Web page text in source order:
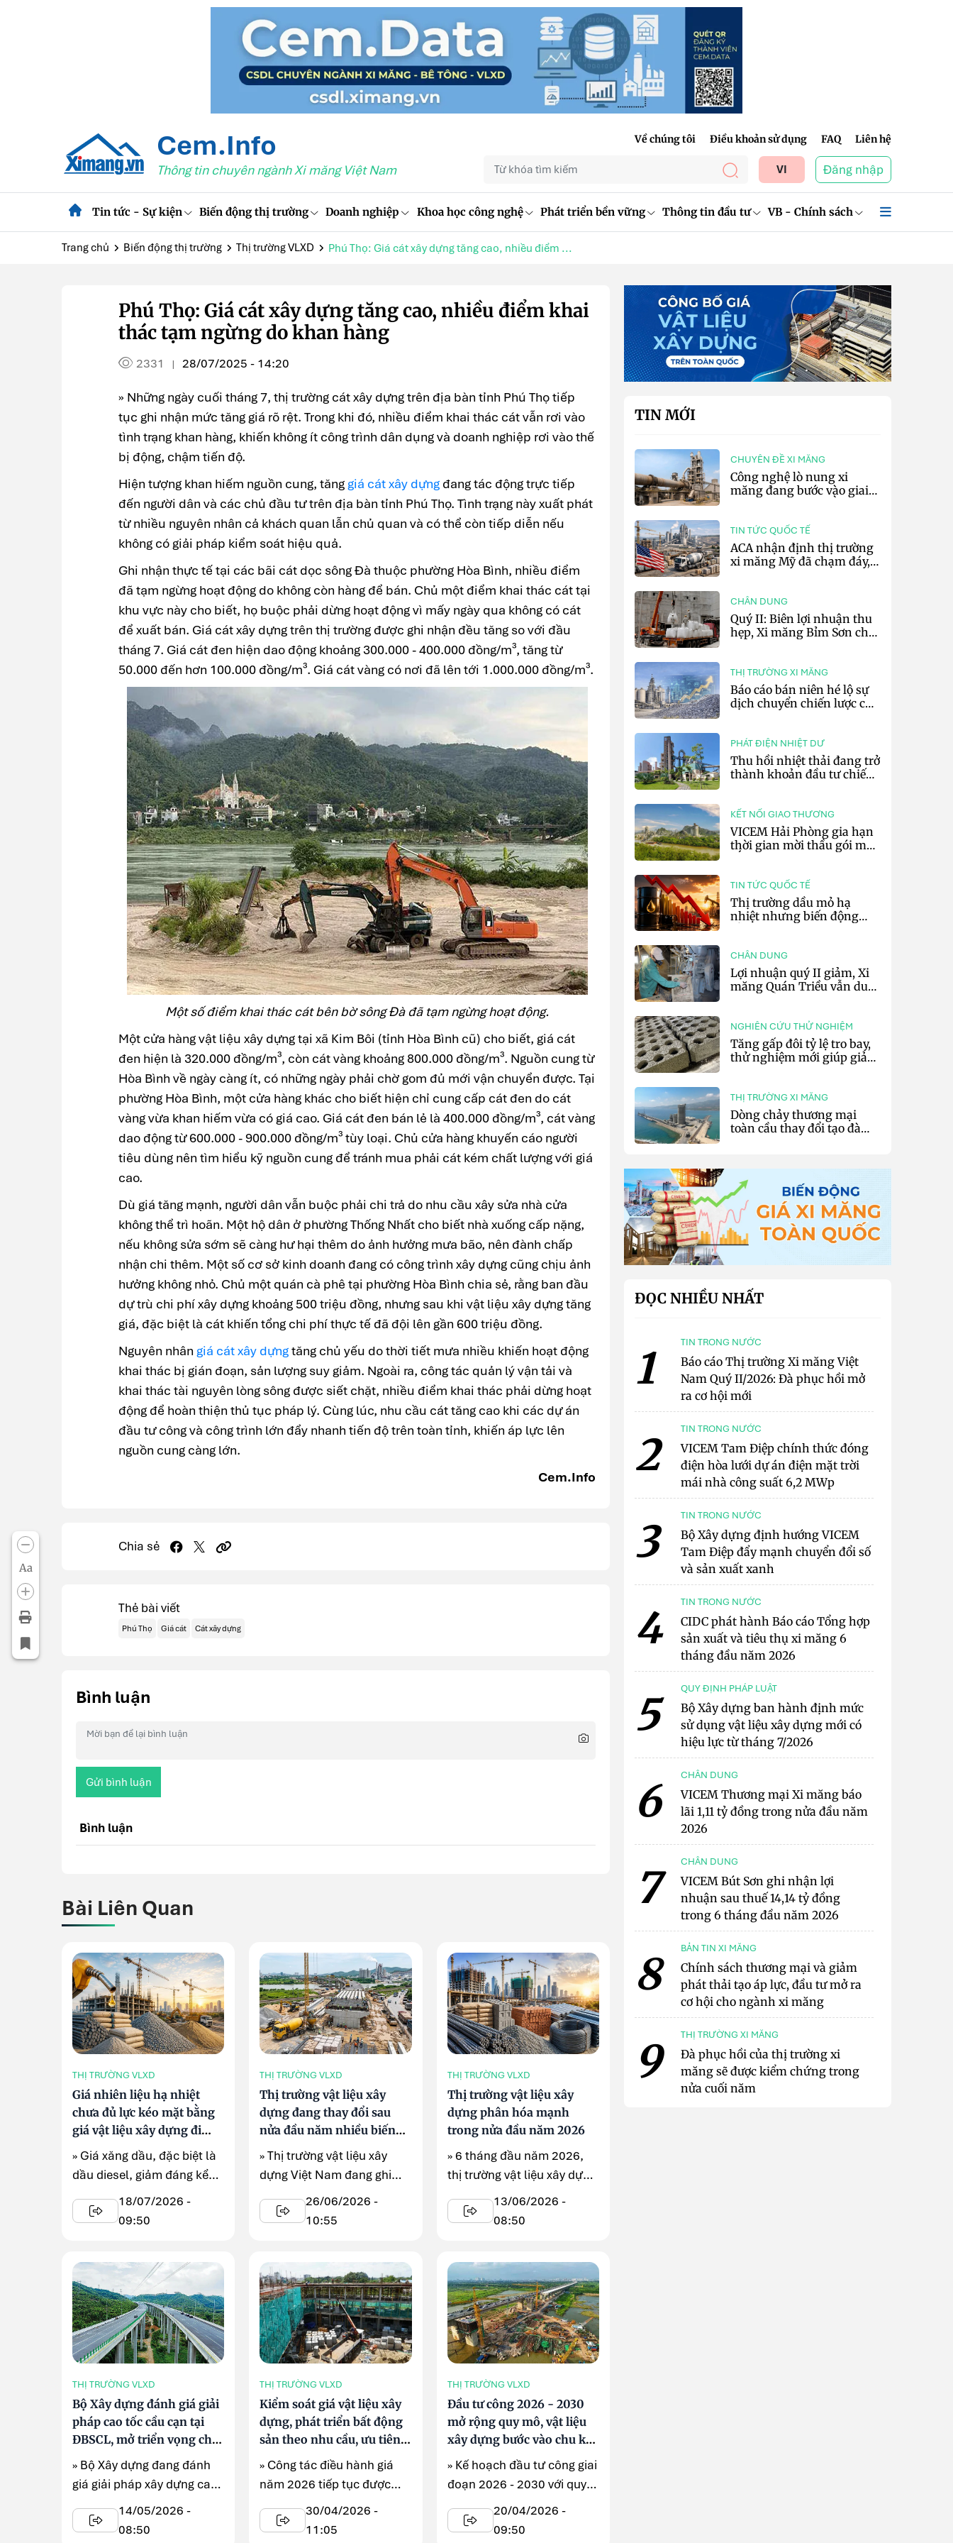
Cem.Info
Thông tin chuyên ngành Xi măng Việt Nam
Về chúng tôi Điều khoản sử dụng FAQ Liên hệ
VI Đăng nhập
Tin tức - Sự kiện Biến động thị trường Doanh nghiệp Khoa học công nghệ Phát triển bền vững Thông tin đầu tư VB - Chính sách
Trang chủ Biến động thị trường Thị trường VLXD Phú Thọ: Giá cát xây dựng tăng cao, nhiều điểm ...
Aa
Phú Thọ: Giá cát xây dựng tăng cao, nhiều điểm khai
thác tạm ngừng do khan hàng
2331 | 28/07/2025 - 14:20
» Những ngày cuối tháng 7, thị trường cát xây dựng trên địa bàn tỉnh Phú Thọ tiếp
tục ghi nhận mức tăng giá rõ rệt. Trong khi đó, nhiều điểm khai thác cát vẫn rơi vào
tình trạng khan hàng, khiến không ít công trình dân dụng và doanh nghiệp rơi vào thế
bị động, chậm tiến độ.
Hiện tượng khan hiếm nguồn cung, tăng giá cát xây dựng đang tác động trực tiếp
đến người dân và các chủ đầu tư trên địa bàn tỉnh Phú Thọ. Tình trạng này xuất phát
từ nhiều nguyên nhân cả khách quan lẫn chủ quan và có thể còn tiếp diễn nếu
không có giải pháp kiểm soát hiệu quả.
Ghi nhận thực tế tại các bãi cát dọc sông Đà thuộc phường Hòa Bình, nhiều điểm
đã tạm ngừng hoạt động do không còn hàng để bán. Chủ một điểm khai thác cát tại
khu vực này cho biết, họ buộc phải dừng hoạt động vì mấy ngày qua không có cát
để xuất bán. Giá cát xây dựng trên thị trường được ghi nhận đều tăng so với đầu
tháng 7. Giá cát đen hiện dao động khoảng 300.000 - 400.000 đồng/m³, tăng từ
50.000 đến hơn 100.000 đồng/m³. Giá cát vàng có nơi đã lên tới 1.000.000 đồng/m³.
Một số điểm khai thác cát bên bờ sông Đà đã tạm ngừng hoạt động.
Một cửa hàng vật liệu xây dựng tại xã Kim Bôi (tỉnh Hòa Bình cũ) cho biết, giá cát
đen hiện là 320.000 đồng/m³, còn cát vàng khoảng 800.000 đồng/m³. Nguồn cung từ
Hòa Bình về ngày càng ít, có những ngày phải chờ gom đủ mới vận chuyển được. Tại
phường Hòa Bình, một cửa hàng khác cho biết hiện chỉ cung cấp cát đen do cát
vàng vừa khan hiếm vừa có giá cao. Giá cát đen bán lẻ là 400.000 đồng/m³, cát vàng
dao động từ 600.000 - 900.000 đồng/m³ tùy loại. Chủ cửa hàng khuyến cáo người
tiêu dùng nên tìm hiểu kỹ nguồn cung để tránh mua phải cát kém chất lượng với giá
cao.
Dù giá tăng mạnh, người dân vẫn buộc phải chi trả do nhu cầu xây sửa nhà cửa
không thể trì hoãn. Một hộ dân ở phường Thống Nhất cho biết nhà xuống cấp nặng,
nếu không sửa sớm sẽ càng hư hại thêm do ảnh hưởng mưa bão, nên đành chấp
nhận chi thêm. Một số cơ sở kinh doanh đang có công trình xây dựng cũng chịu ảnh
hưởng không nhỏ. Chủ một quán cà phê tại phường Hòa Bình chia sẻ, rằng ban đầu
dự trù chi phí xây dựng khoảng 500 triệu đồng, nhưng sau khi vật liệu xây dựng tăng
giá, đặc biệt là cát khiến tổng chi phí thực tế đã đội lên gần 600 triệu đồng.
Nguyên nhân giá cát xây dựngtăng chủ yếu do thời tiết mưa nhiều khiến hoạt động
khai thác bị gián đoạn, sản lượng suy giảm. Ngoài ra, công tác quản lý vận tải và
khai thác tài nguyên lòng sông được siết chặt, nhiều điểm khai thác phải dừng hoạt
động để hoàn thiện thủ tục pháp lý. Cùng lúc, nhu cầu cát tăng cao khi các dự án
đầu tư công và công trình lớn đẩy nhanh tiến độ trên toàn tỉnh, khiến áp lực lên
nguồn cung càng lớn.
Cem.Info
Chia sẻ
Thẻ bài viết
Phú Thọ Giá cát Cát xây dựng
Bình luận
Gửi bình luận
Bình luận
Bài Liên Quan
THỊ TRƯỜNG VLXD
Giá nhiên liệu hạ nhiệt
chưa đủ lực kéo mặt bằng
giá vật liệu xây dựng đi
xuống
» Giá xăng dầu, đặc biệt là
dầu diesel, giảm đáng kể
trong những tháng gần ...
18/07/2026 -
09:50
THỊ TRƯỜNG VLXD
Thị trường vật liệu xây
dựng đang thay đổi sau
nửa đầu năm nhiều biến
động
» Thị trường vật liệu xây
dựng Việt Nam đang ghi
nhận nhiều chuyển động
đáng chú ...
26/06/2026 -
10:55
THỊ TRƯỜNG VLXD
Thị trường vật liệu xây
dựng phân hóa mạnh
trong nửa đầu năm 2026
» 6 tháng đầu năm 2026,
thị trường vật liệu xây dựng
ghi nhận nhiều biến động
đáng ...
13/06/2026 -
08:50
THỊ TRƯỜNG VLXD
Bộ Xây dựng đánh giá giải
pháp cao tốc cầu cạn tại
ĐBSCL, mở triển vọng cho
tiêu thụ vật liệu xây dựng
» Bộ Xây dựng đang đánh
giá giải pháp xây dựng cao
tốc cầu cạn tại Đồng bằng
14/05/2026 -
08:50
THỊ TRƯỜNG VLXD
Kiểm soát giá vật liệu xây
dựng, phát triển bất động
sản theo nhu cầu, ưu tiên
nhà ở xã hội
» Công tác điều hành giá
năm 2026 tiếp tục được
tăng cường theo hướng
kiểm ...
30/04/2026 -
11:05
THỊ TRƯỜNG VLXD
Đầu tư công 2026 - 2030
mở rộng quy mô, vật liệu
xây dựng bước vào chu kỳ
mới
» Kế hoạch đầu tư công giai
đoạn 2026 - 2030 với quy
mô tăng đột biến so với các
giai đoạn ...
20/04/2026 -
09:50
TIN MỚI
CHUYÊN ĐỀ XI MĂNG
Công nghệ lò nung xi
măng đang bước vào giai
TIN TỨC QUỐC TẾ
ACA nhận định thị trường
xi măng Mỹ đã chạm đáy,
CHÂN DUNG
Quý II: Biên lợi nhuận thu
hẹp, Xi măng Bỉm Sơn chỉ
THỊ TRƯỜNG XI MĂNG
Báo cáo bán niên hé lộ sự
dịch chuyển chiến lược của
PHÁT ĐIỆN NHIỆT DƯ
Thu hồi nhiệt thải đang trở
thành khoản đầu tư chiến
KẾT NỐI GIAO THƯƠNG
VICEM Hải Phòng gia hạn
thời gian mời thầu gói mua
TIN TỨC QUỐC TẾ
Thị trường dầu mỏ hạ
nhiệt nhưng biến động
CHÂN DUNG
Lợi nhuận quý II giảm, Xi
măng Quán Triều vẫn duy
NGHIÊN CỨU THỬ NGHIỆM
Tăng gấp đôi tỷ lệ tro bay,
thử nghiệm mới giúp giảm
THỊ TRƯỜNG XI MĂNG
Dòng chảy thương mại
toàn cầu thay đổi tạo đà
ĐỌC NHIỀU NHẤT
1 TIN TRONG NƯỚC
Báo cáo Thị trường Xi măng Việt
Nam Quý II/2026: Đà phục hồi mở
ra cơ hội mới
2 TIN TRONG NƯỚC
VICEM Tam Điệp chính thức đóng
điện hòa lưới dự án điện mặt trời
mái nhà công suất 6,2 MWp
3 TIN TRONG NƯỚC
Bộ Xây dựng định hướng VICEM
Tam Điệp đẩy mạnh chuyển đổi số
và sản xuất xanh
4 TIN TRONG NƯỚC
CIDC phát hành Báo cáo Tổng hợp
sản xuất và tiêu thụ xi măng 6
tháng đầu năm 2026
5 QUY ĐỊNH PHÁP LUẬT
Bộ Xây dựng ban hành định mức
sử dụng vật liệu xây dựng mới có
hiệu lực từ tháng 7/2026
6 CHÂN DUNG
VICEM Thương mại Xi măng báo
lãi 1,11 tỷ đồng trong nửa đầu năm
2026
7 CHÂN DUNG
VICEM Bút Sơn ghi nhận lợi
nhuận sau thuế 14,14 tỷ đồng
trong 6 tháng đầu năm 2026
8 BẢN TIN XI MĂNG
Chính sách thương mại và giảm
phát thải tạo áp lực, đầu tư mở ra
cơ hội cho ngành xi măng
9 THỊ TRƯỜNG XI MĂNG
Đà phục hồi của thị trường xi
măng sẽ được kiểm chứng trong
nửa cuối năm